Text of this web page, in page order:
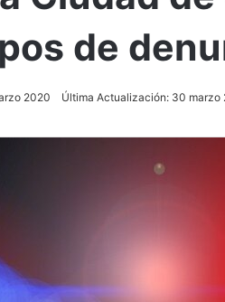
de
2020 Última Actualización: 30 marzo